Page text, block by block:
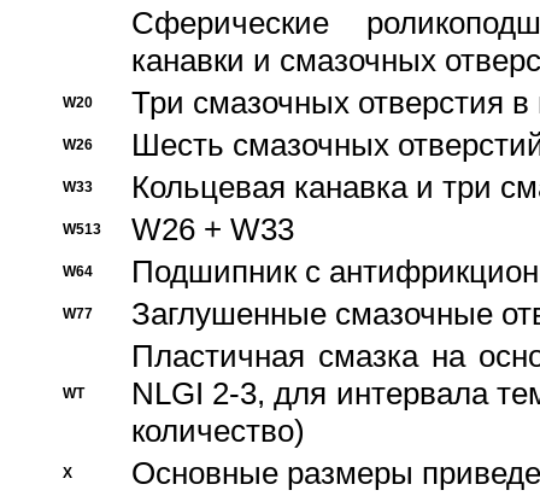
Сферические
канавки и смазочных
W20 Три смазочных отверстия
W26 Шесть смазочных
W33 Кольцевая канавка и три
W513 W26 + W33
W64 Подшипник с
W77 Заглушенные смазочные
WT
Пластичная смазка на
NLGI 2-3, для интервала
количество)
X Основные размеры